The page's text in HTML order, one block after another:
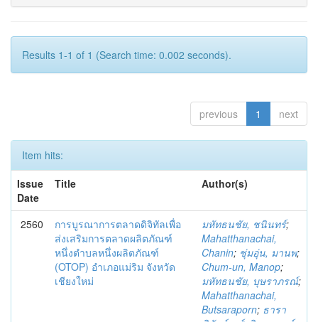
Results 1-1 of 1 (Search time: 0.002 seconds).
previous 1 next
Item hits:
Issue
Date
Title Author(s)
2560
การบูรณาการตลาดดิจิทัลเพื่อ
ส่งเสริมการตลาดผลิตภัณฑ์
หนึ่งตำบลหนึ่งผลิตภัณฑ์
(OTOP) อำเภอแม่ริม จังหวัด
เชียงใหม่
มหัทธนชัย, ชนินทร์;
Mahatthanachai,
Chanin; ชุ่มอุ่น, มานพ;
Chum-un, Manop;
มหัทธนชัย, บุษราภรณ์;
Mahatthanachai,
Butsaraporn; ธารา